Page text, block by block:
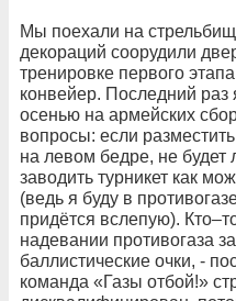
Мы поехали на
декораций соорудили
тренировке первого
конвейер. Последний раз
осенью на армейских
вопросы: если
на левом бедре, не будет
заводить турникет как
(ведь я буду в
придётся вслепую).
надевании противогаза
баллистические очки, -
команда «Газы отбой!»